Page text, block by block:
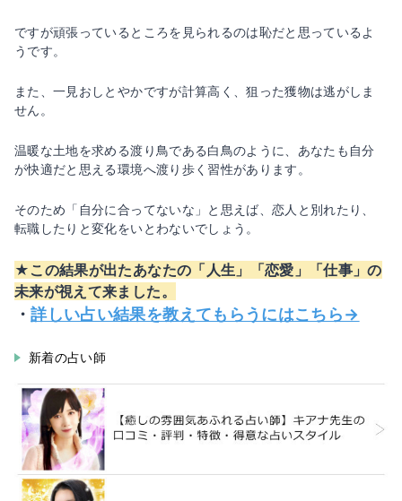
ですが頑張っているところを見られるのは恥だと思っているよ
うです。
また、一見おしとやかですが計算高く、狙った獲物は逃がしま
せん。
温暖な土地を求める渡り鳥である白鳥のように、あなたも自分
が快適だと思える環境へ渡り歩く習性があります。
そのため「自分に合ってないな」と思えば、恋人と別れたり、
転職したりと変化をいとわないでしょう。
★この結果が出たあなたの「人生」「恋愛」「仕事」の
未来が視えて来ました。
・詳しい占い結果を教えてもらうにはこちら→
新着の占い師